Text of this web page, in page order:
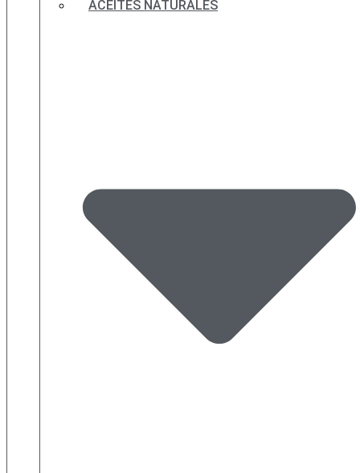
ACEITES NATURALES